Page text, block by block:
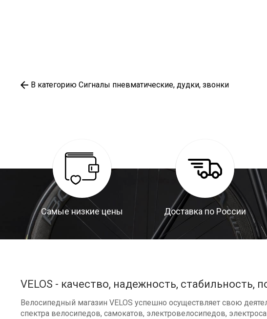
В категорию Сигналы пневматические, дудки, звонки
Самые низкие цены Доставка по России
VELOS - качество, надежность, стабильность,
Велосипедный магазин VELOS успешно осуществляет свою
спектра велосипедов, самокатов, электровелосипедов,